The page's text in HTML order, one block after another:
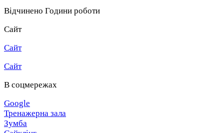
Відчинено Години роботи
Сайт
Сайт
Сайт
В соцмережах
Google
Тренажерна зала
Зумба